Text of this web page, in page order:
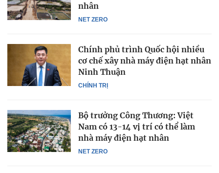
NET ZERO
nhân
CHÍNH TRỊ
Chính phủ trình Quốc hội nhiều
cơ chế xây nhà máy điện hạt nhân
Ninh Thuận
NET ZERO
Bộ trưởng Công Thương: Việt
Nam có 13-14 vị trí có thể làm
nhà máy điện hạt nhân